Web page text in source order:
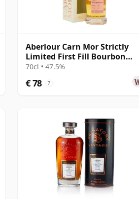
Aberlour Carn Mor Strictly
Limited First Fill Bourbon
Cask 2011 11 jaar oud
70cl • 47.5%
€ 78 ?